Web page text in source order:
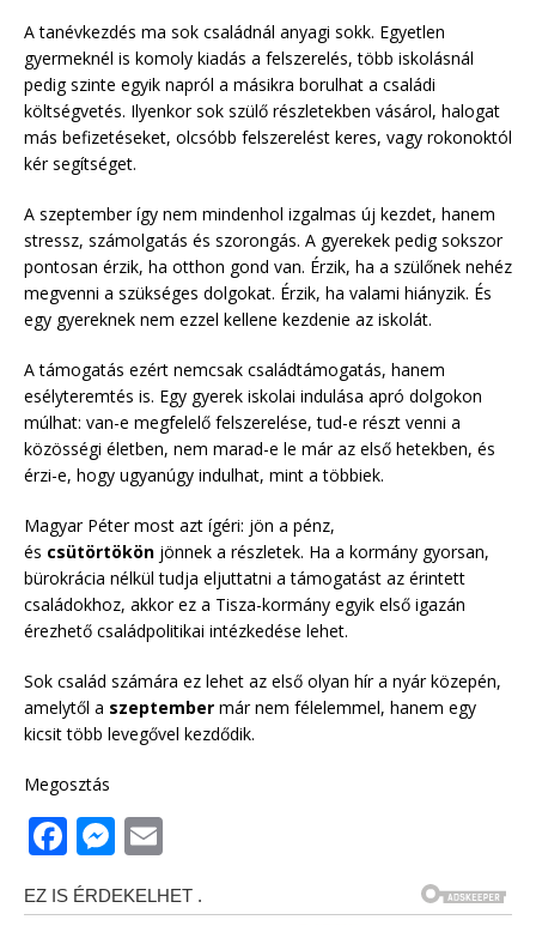
A tanévkezdés ma sok családnál anyagi sokk. Egyetlen
gyermeknél is komoly kiadás a felszerelés, több iskolásnál
pedig szinte egyik napról a másikra borulhat a családi
költségvetés. Ilyenkor sok szülő részletekben vásárol, halogat
más befizetéseket, olcsóbb felszerelést keres, vagy rokonoktól
kér segítséget.
A szeptember így nem mindenhol izgalmas új kezdet, hanem
stressz, számolgatás és szorongás. A gyerekek pedig sokszor
pontosan érzik, ha otthon gond van. Érzik, ha a szülőnek nehéz
megvenni a szükséges dolgokat. Érzik, ha valami hiányzik. És
egy gyereknek nem ezzel kellene kezdenie az iskolát.
A támogatás ezért nemcsak családtámogatás, hanem
esélyteremtés is. Egy gyerek iskolai indulása apró dolgokon
múlhat: van-e megfelelő felszerelése, tud-e részt venni a
közösségi életben, nem marad-e le már az első hetekben, és
érzi-e, hogy ugyanúgy indulhat, mint a többiek.
Magyar Péter most azt ígéri: jön a pénz,
és csütörtökön jönnek a részletek. Ha a kormány gyorsan,
bürokrácia nélkül tudja eljuttatni a támogatást az érintett
családokhoz, akkor ez a Tisza-kormány egyik első igazán
érezhető családpolitikai intézkedése lehet.
Sok család számára ez lehet az első olyan hír a nyár közepén,
amelytől a szeptember már nem félelemmel, hanem egy
kicsit több levegővel kezdődik.
Megosztás
F
a
c
M
ssai